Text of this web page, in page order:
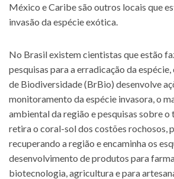
México e Caribe são outros locais que
invasão da espécie exótica.
No Brasil existem cientistas que estão
pesquisas para a erradicação da
de Biodiversidade (BrBio) desenvolve
monitoramento da espécie invasora, o
ambiental da região e pesquisas sobre
retira o coral-sol dos costões rochosos,
recuperando a região e encaminha os
desenvolvimento de produtos para
biotecnologia, agricultura e para